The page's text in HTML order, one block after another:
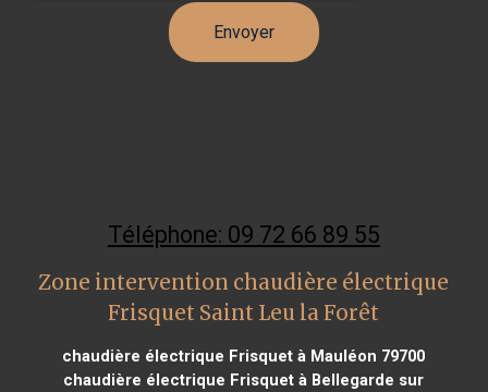
Téléphone: 09 72 66 89 55
Zone intervention chaudière électrique
Frisquet Saint Leu la Forêt
chaudière électrique Frisquet à Mauléon 79700
chaudière électrique Frisquet à Bellegarde sur